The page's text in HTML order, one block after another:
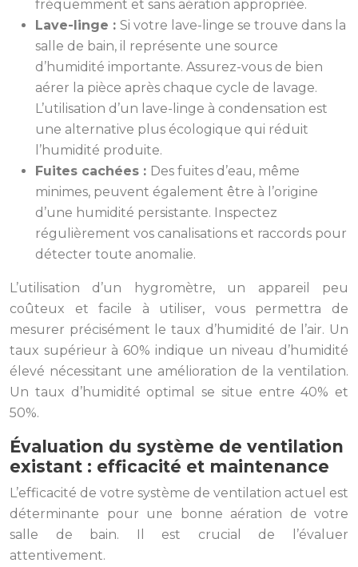
fréquemment et sans aération appropriée.
Lave-linge : Si votre lave-linge se trouve dans la
salle de bain, il représente une source
d’humidité importante. Assurez-vous de bien
aérer la pièce après chaque cycle de lavage.
L’utilisation d’un lave-linge à condensation est
une alternative plus écologique qui réduit
l’humidité produite.
Fuites cachées : Des fuites d’eau, même
minimes, peuvent également être à l’origine
d’une humidité persistante. Inspectez
régulièrement vos canalisations et raccords pour
détecter toute anomalie.
L’utilisation d’un hygromètre, un appareil peu
coûteux et facile à utiliser, vous permettra de
mesurer précisément le taux d’humidité de l’air. Un
taux supérieur à 60% indique un niveau d’humidité
élevé nécessitant une amélioration de la ventilation.
Un taux d’humidité optimal se situe entre 40% et
50%.
Évaluation du système de ventilation
existant : efficacité et maintenance
L’efficacité de votre système de ventilation actuel est
déterminante pour une bonne aération de votre
salle de bain. Il est crucial de l’évaluer
attentivement.